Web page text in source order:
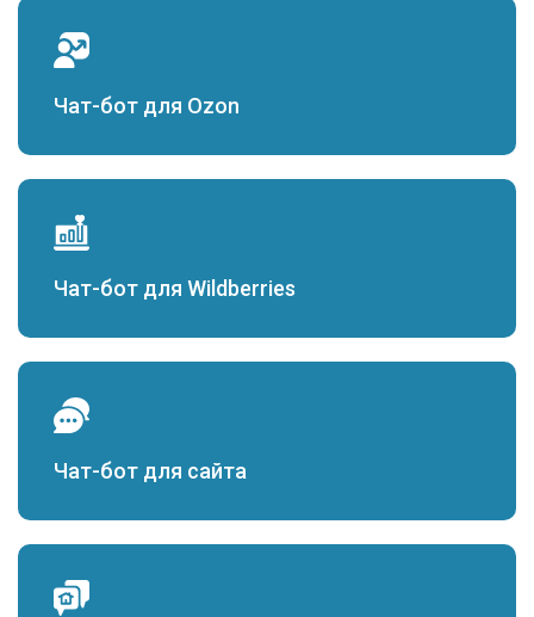
Чат-бот для Ozon
Чат-бот для Wildberries
Чат-бот для сайта